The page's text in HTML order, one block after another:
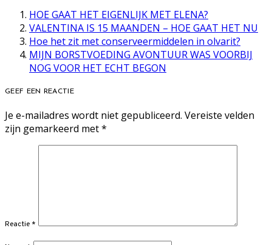
HOE GAAT HET EIGENLIJK MET ELENA?
VALENTINA IS 15 MAANDEN – HOE GAAT HET NU
Hoe het zit met conserveermiddelen in olvarit?
MIJN BORSTVOEDING AVONTUUR WAS VOORBIJ
NOG VOOR HET ECHT BEGON
GEEF EEN REACTIE
Je e-mailadres wordt niet gepubliceerd. Vereiste velden
zijn gemarkeerd met*
Reactie *